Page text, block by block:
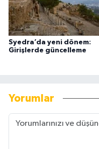
Syedra’da yeni dönem:
Girişlerde güncelleme
Yorumlar